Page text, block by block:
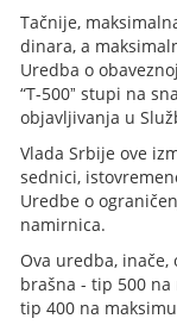
Tačnije,
dinara, a
Uredba o
“T-500ˮ stupi na
objavljivanja u
Vlada Srbije ove
sednici,
Uredbe o
namirnica.
Ova uredba,
brašna - tip 500
tip 400 na